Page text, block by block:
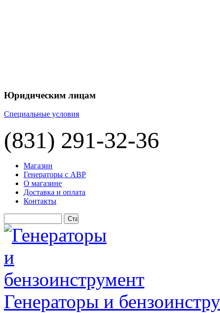
Юридическим лицам
Специальные условия
(831) 291-32-36
Магазин
Генераторы с АВР
О магазине
Доставка и оплата
Контакты
Генераторы и